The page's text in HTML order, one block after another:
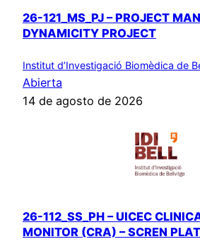
26-121_MS_PJ – PROJECT
DYNAMICITY PROJECT
Institut d’Investigació Biomèdica de
Abierta
14 de agosto de 2026
26-112_SS_PH – UICEC
MONITOR (CRA) – SCREN